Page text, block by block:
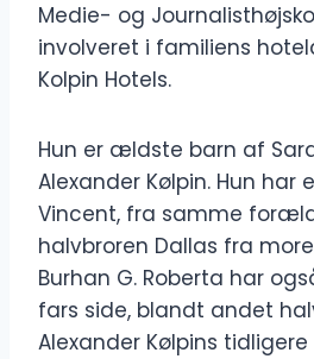
Medie- og
involveret i familiens
Kolpin Hotels.
Hun er ældste barn af
Alexander Kølpin. Hun har
Vincent, fra samme
halvbroren Dallas fra
Burhan G. Roberta har
fars side, blandt andet
Alexander Kølpins